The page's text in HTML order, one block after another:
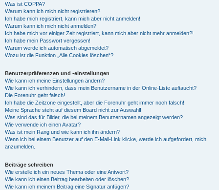
Was ist COPPA?
Warum kann ich mich nicht registrieren?
Ich habe mich registriert, kann mich aber nicht anmelden!
Warum kann ich mich nicht anmelden?
Ich habe mich vor einiger Zeit registriert, kann mich aber nicht mehr anmelden?!
Ich habe mein Passwort vergessen!
Warum werde ich automatisch abgemeldet?
Wozu ist die Funktion „Alle Cookies löschen“?
Benutzerpräferenzen und -einstellungen
Wie kann ich meine Einstellungen ändern?
Wie kann ich verhindern, dass mein Benutzername in der Online-Liste auftaucht?
Die Forenuhr geht falsch!
Ich habe die Zeitzone eingestellt, aber die Forenuhr geht immer noch falsch!
Meine Sprache steht auf diesem Board nicht zur Auswahl!
Was sind das für Bilder, die bei meinem Benutzernamen angezeigt werden?
Wie verwende ich einen Avatar?
Was ist mein Rang und wie kann ich ihn ändern?
Wenn ich bei einem Benutzer auf den E-Mail-Link klicke, werde ich aufgefordert, mich
anzumelden.
Beiträge schreiben
Wie erstelle ich ein neues Thema oder eine Antwort?
Wie kann ich einen Beitrag bearbeiten oder löschen?
Wie kann ich meinem Beitrag eine Signatur anfügen?